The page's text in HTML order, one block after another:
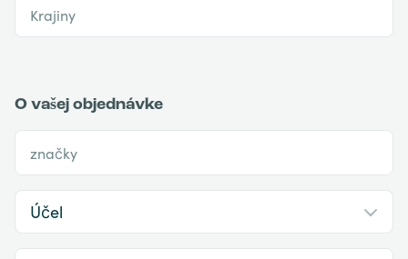
Krajiny
O vašej objednávke
značky